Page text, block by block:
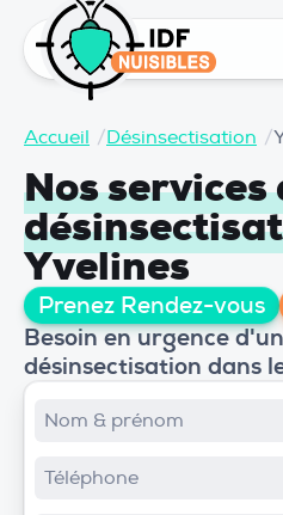
Accueil /Désinsectisation /
Nos services
Yvelines
Prenez Rendez-vous
Besoin en urgence
désinsectisation dans